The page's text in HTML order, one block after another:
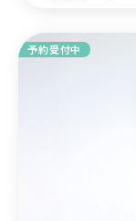
予約受付中